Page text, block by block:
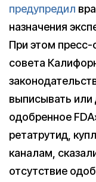
предупредил
назначения
При этом пресс-
совета
выписывать или
одобренное
ретатрутид,
каналам,
отсутствие